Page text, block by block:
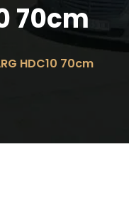
70cm
HDC10 70cm